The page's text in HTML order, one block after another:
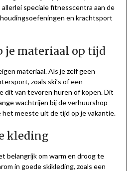
allerlei speciale fitnesscentra aan de
en krachtsport
je materiaal op tijd
materiaal. Als je zelf geen
zoals ski’s of een
dit van tevoren huren of kopen. Dit
wachtrijen bij de verhuurshop
het meeste uit de tijd op je vakantie.
kleding
belangrijk om warm en droog te
in goede skikleding, zoals een